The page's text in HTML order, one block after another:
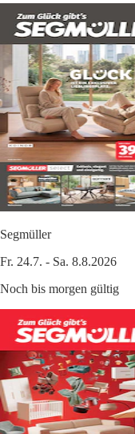
Segmüller
Fr. 24.7. - Sa. 8.8.2026
Noch bis morgen gültig